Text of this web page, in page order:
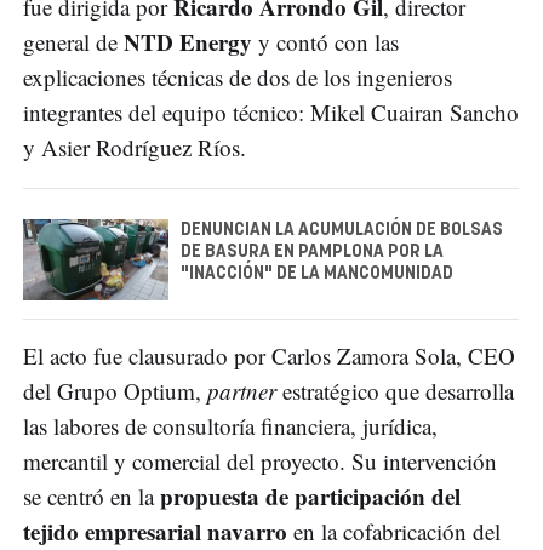
fue dirigida por
, director
general de NTD Energy y contó con las
explicaciones técnicas de dos de los ingenieros
integrantes del equipo técnico: Mikel Cuairan Sancho
y Asier Rodríguez Ríos.
DENUNCIAN LA ACUMULACIÓN DE BOLSAS
DE BASURA EN PAMPLONA POR LA
"INACCIÓN" DE LA MANCOMUNIDAD
El acto fue clausurado por Carlos Zamora Sola, CEO
del Grupo Optium, partnerestratégico que desarrolla
las labores de consultoría financiera, jurídica,
mercantil y comercial del proyecto. Su intervención
se centró en lapropuesta de participación del
tejido empresarial navarro en la cofabricación del